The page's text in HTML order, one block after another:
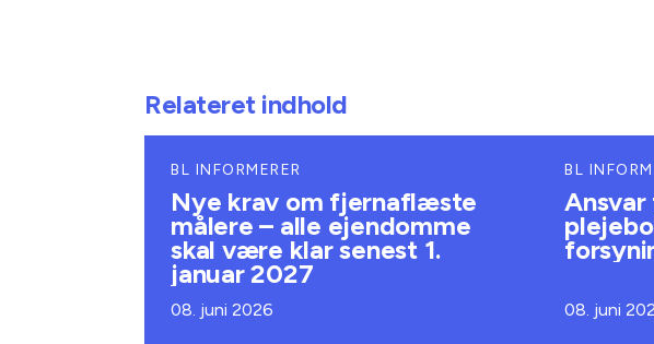
Relateret indhold
BL INFORMERER
Nye krav om fjernaflæste
målere – alle ejendomme
skal være klar senest 1.
januar 2027
08. juni 2026
BL
08. juni